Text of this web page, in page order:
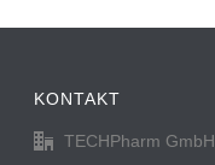
KONTAKT
TECHPharm GmbH